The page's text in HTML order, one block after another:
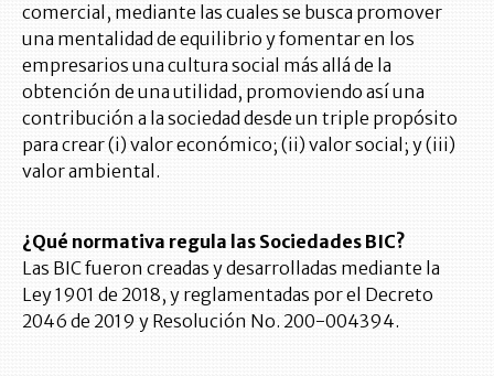
comercial, mediante las cuales se busca promover
una mentalidad de equilibrio y fomentar en los
empresarios una cultura social más allá de la
obtención de una utilidad, promoviendo así una
contribución a la sociedad desde un triple propósito
para crear (i) valor económico; (ii) valor social; y (iii)
valor ambiental.
¿Qué normativa regula las Sociedades BIC?
Las BIC fueron creadas y desarrolladas mediante la
Ley 1901 de 2018, y reglamentadas por el Decreto
2046 de 2019 y Resolución No. 200-004394.